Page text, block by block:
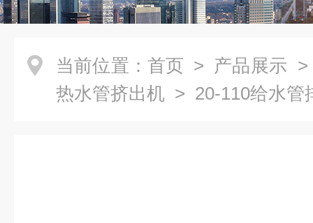
当前位置： 首页 > 产品展示
热水管挤出机 > 20-110给水管